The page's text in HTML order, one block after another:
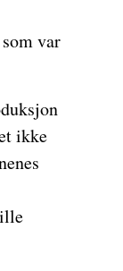
var
ikke